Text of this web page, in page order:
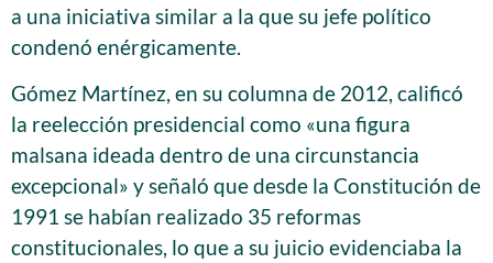
a una iniciativa similar a la que su jefe político
condenó enérgicamente.
Gómez Martínez, en su columna de 2012, calificó
la reelección presidencial como «una figura
malsana ideada dentro de una circunstancia
excepcional» y señaló que desde la Constitución de
1991 se habían realizado 35 reformas
constitucionales, lo que a su juicio evidenciaba la